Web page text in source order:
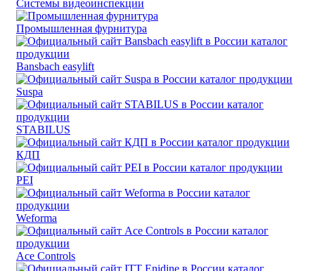
Системы видеоинспекции
Промышленная фурнитура
Bansbach easylift
Suspa
STABILUS
КДП
PEI
Weforma
Ace Controls